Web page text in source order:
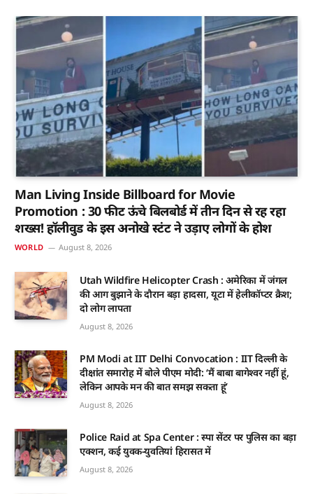
Man Living Inside Billboard for Movie
Promotion : 30 फीट ऊंचे बिलबोर्ड में तीन दिन से रह रहा
शख्स! हॉलीवुड के इस अनोखे स्टंट ने उड़ाए लोगों के होश
WORLD August 8, 2026
Utah Wildfire Helicopter Crash : अमेरिका में जंगल
की आग बुझाने के दौरान बड़ा हादसा, यूटा में हेलीकॉप्टर क्रैश;
दो लोग लापता
August 8, 2026
PM Modi at IIT Delhi Convocation : IIT दिल्ली के
दीक्षांत समारोह में बोले पीएम मोदी: ‘मैं बाबा बागेश्वर नहीं हूं,
लेकिन आपके मन की बात समझ सकता हूं’
August 8, 2026
Police Raid at Spa Center : स्पा सेंटर पर पुलिस का बड़ा
एक्शन, कई युवक-युवतियां हिरासत में
August 8, 2026